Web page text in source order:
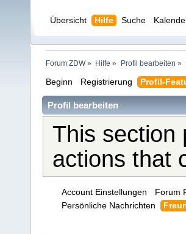
Übersicht Hilfe Suche
Forum ZDW» Hilfe » Profil bearbeiten »
Beginn Registrierung Profil-
Profil bearbeiten
This section
actions that
Account Einstellungen Forum
Persönliche Nachrichten